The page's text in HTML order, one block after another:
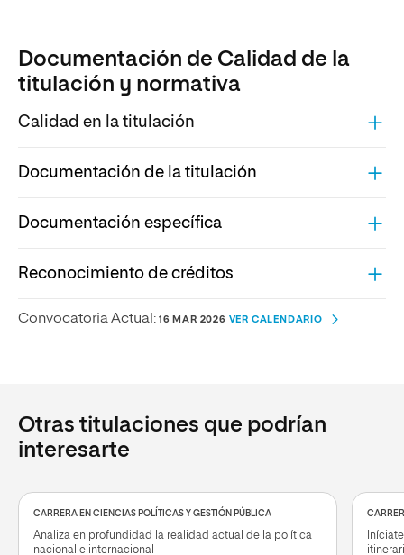
Documentación de Calidad de la
titulación y normativa
Calidad en la titulación
Documentación de la titulación
Documentación específica
Reconocimiento de créditos
Convocatoria Actual: 16 MAR 2026 VER CALENDARIO
Otras titulaciones que podrían
interesarte
CARRERA EN CIENCIAS POLÍTICAS Y GESTIÓN PÚBLICA
Analiza en profundidad la realidad actual de la política
nacional e internacional